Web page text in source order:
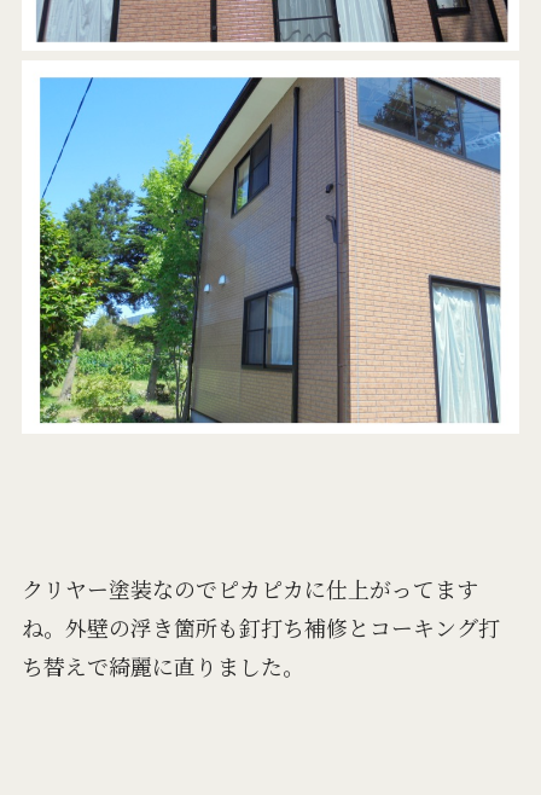
クリヤー塗装なのでピカピカに仕上がってます
ね。外壁の浮き箇所も釘打ち補修とコーキング打
ち替えで綺麗に直りました。